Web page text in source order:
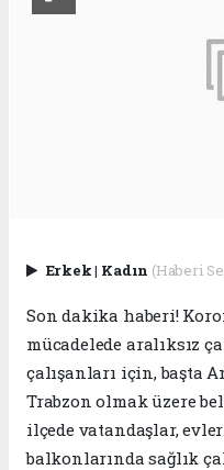
Erkek| Kadın (Haberi
Son dakika haberi!
mücadelede aralıksız
çalışanları için, başta
Trabzon olmak üzere
ilçede vatandaşlar,
balkonlarında sağlık